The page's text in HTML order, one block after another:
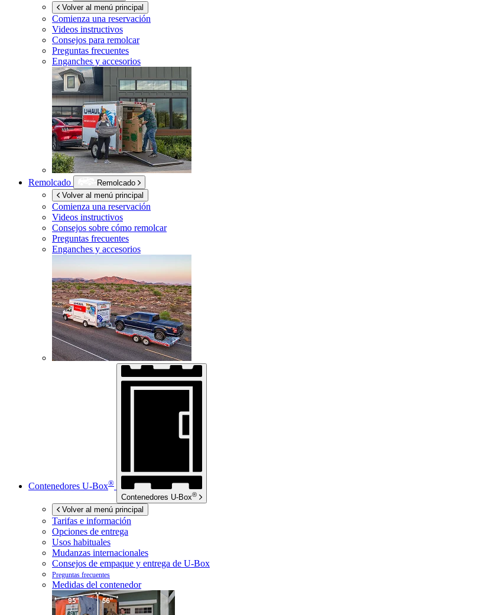
Volver al menú principal
Comienza una reservación
Videos instructivos
Consejos para remolcar
Preguntas frecuentes
Enganches y accesorios
Remolcado
Remolcado
Volver al menú principal
Comienza una reservación
Videos instructivos
Consejos sobre cómo remolcar
Preguntas frecuentes
Enganches y accesorios
Contenedores U-Box®
Contenedores U-Box®
Volver al menú principal
Tarifas e información
Opciones de entrega
Usos habituales
Mudanzas internacionales
Consejos de empaque y entrega de U-Box
Preguntas frecuentes
Medidas del contenedor